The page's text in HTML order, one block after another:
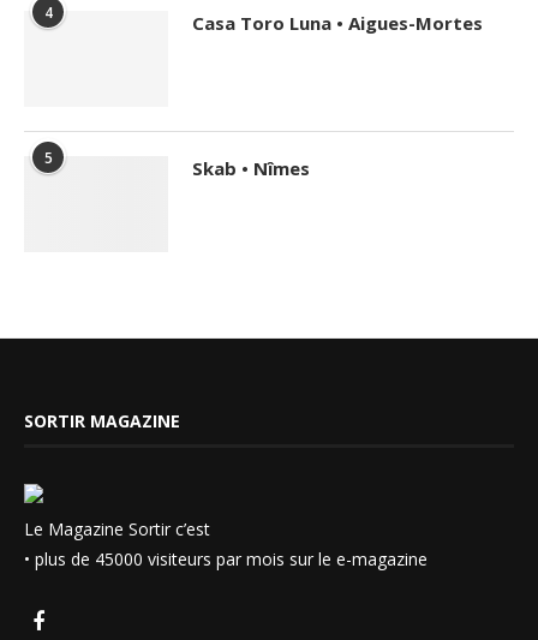
4 Casa Toro Luna • Aigues-Mortes
5 Skab • Nîmes
SORTIR MAGAZINE
Le Magazine Sortir c’est
• plus de 45000 visiteurs par mois sur le e-magazine